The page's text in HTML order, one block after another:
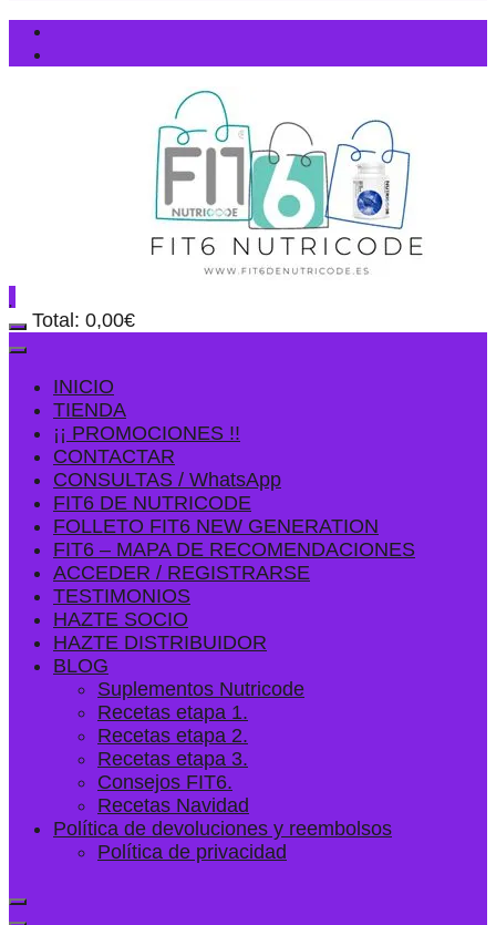
Total: 0,00€
INICIO
TIENDA
¡¡ PROMOCIONES !!
CONTACTAR
CONSULTAS / WhatsApp
FIT6 DE NUTRICODE
FOLLETO FIT6 NEW GENERATION
FIT6 – MAPA DE RECOMENDACIONES
ACCEDER / REGISTRARSE
TESTIMONIOS
HAZTE SOCIO
HAZTE DISTRIBUIDOR
BLOG
Suplementos Nutricode
Recetas etapa 1.
Recetas etapa 2.
Recetas etapa 3.
Consejos FIT6.
Recetas Navidad
Política de devoluciones y reembolsos
Política de privacidad